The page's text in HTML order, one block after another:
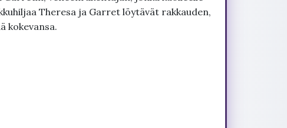
Theresa ja Garret löytävät rakkauden,
kokevansa.